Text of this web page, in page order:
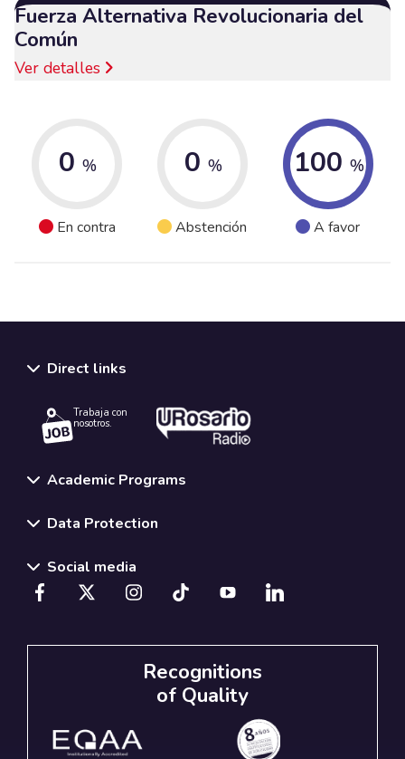
Fuerza Alternativa Revolucionaria del
Común
Ver detalles
0 %
En contra
0 %
Abstención
100 %
A favor
Direct links
Trabaja con
nosotros.
Academic Programs
Data Protection
Social media
Recognitions
of Quality